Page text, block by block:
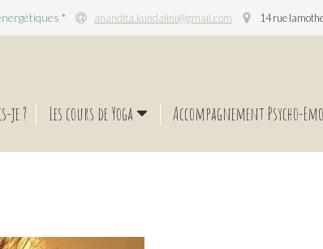
* anandita.kundalini@gmail.com 14 rue
je ? Les cours de Yoga Accompagnement Psycho-